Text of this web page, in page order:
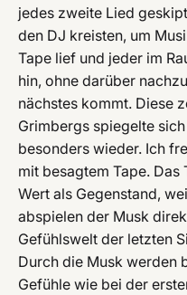
jedes zweite Lied
den DJ kreisten, um
Tape lief und jeder im
hin, ohne darüber
nächstes kommt. Diese
Grimbergs spiegelte
besonders wieder. Ich
mit besagtem Tape. Das
Wert als Gegenstand,
abspielen der Musk
Gefühlswelt der letzten
Durch die Musk werden
Gefühle wie bei der